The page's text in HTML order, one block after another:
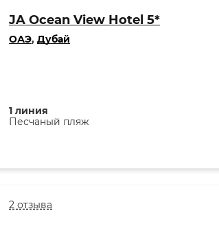
JA Ocean View Hotel 5*
ОАЭ, Дубай
1 линия
Песчаный пляж
2 отзыва